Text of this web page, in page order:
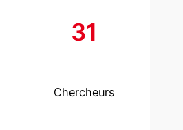
31
Chercheurs